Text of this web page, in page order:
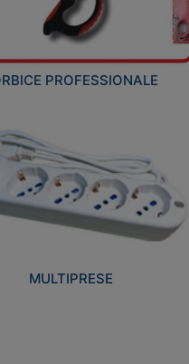
PROFESSIONALE
MULTIPRESE